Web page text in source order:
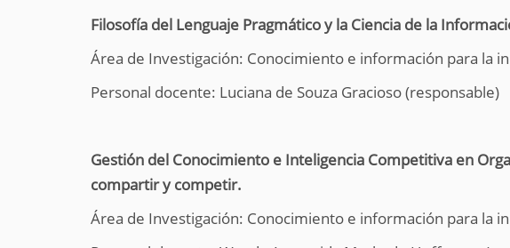
Filosofía del Lenguaje Pragmático y la Ciencia de la
Área de Investigación: Conocimiento e información para la
Personal docente: Luciana de Souza Gracioso (responsable)
Gestión del Conocimiento e Inteligencia Competitiva en
compartir y competir.
Área de Investigación: Conocimiento e información para la